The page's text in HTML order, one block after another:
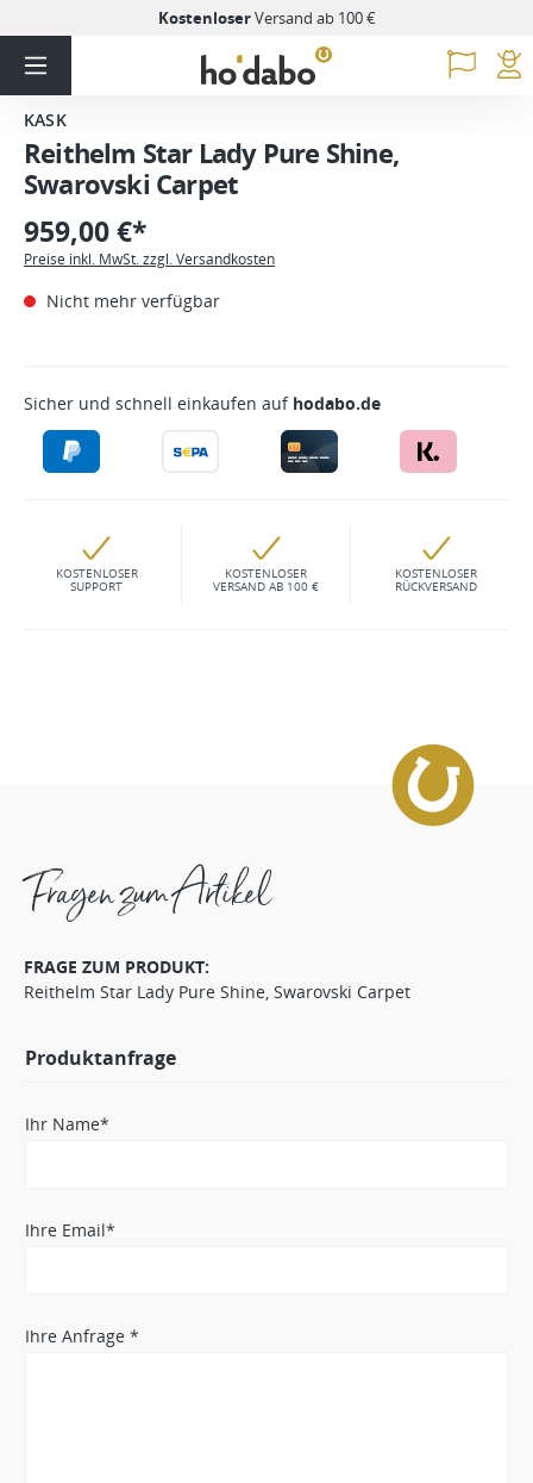
KostenloserVersand ab 100 €
KASK
Reithelm Star Lady Pure Shine,
Swarovski Carpet
959,00 €*
Preise inkl. MwSt. zzgl. Versandkosten
Nicht mehr verfügbar
Sicher und schnell einkaufen auf hodabo.de
KOSTENLOSER
SUPPORT
KOSTENLOSER
VERSAND AB 100 €
KOSTENLOSER
RÜCKVERSAND
Fragen zum Artikel
FRAGE ZUM PRODUKT:
Reithelm Star Lady Pure Shine, Swarovski Carpet
Produktanfrage
Ihr Name*
Ihre Email*
Ihre Anfrage *